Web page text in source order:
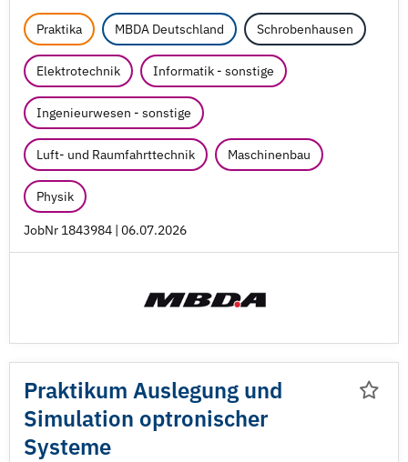
Praktika MBDA Deutschland Schrobenhausen
Elektrotechnik Informatik - sonstige
Ingenieurwesen - sonstige
Luft- und Raumfahrttechnik Maschinenbau
Physik
JobNr 1843984 | 06.07.2026
Praktikum Auslegung und
Simulation optronischer
Systeme